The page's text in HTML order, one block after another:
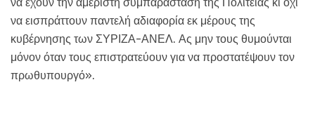
να εισπράττουν παντελή αδιαφορία εκ μέρους της
κυβέρνησης των ΣΥΡΙΖΑ-ΑΝΕΛ. Ας μην τους θυμούνται
μόνον όταν τους επιστρατεύουν για να προστατέψουν τον
πρωθυπουργό».